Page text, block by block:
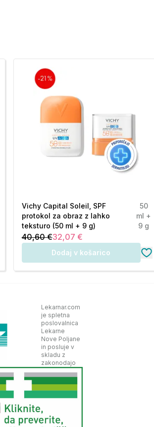
Vichy Capital Soleil, SPF
protokol za obraz z lahko
teksturo (50 ml + 9 g)
50
ml +
9 g
40,60 €32,07 €
Dodaj v košarico
Lekarnar.com
je spletna
poslovalnica
Lekarne
Nove Poljane
in posluje v
skladu z
zakonodajo